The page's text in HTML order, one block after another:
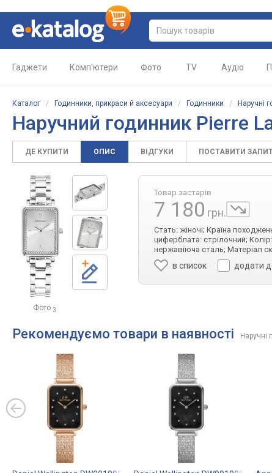
Гаджети Комп'ютери Фото TV Аудіо
Каталог / Годинники, прикраси й аксесуари / Годинники / Наручні
Наручний годинник Pierre
ДЕ КУПИТИ ОПИС ВІДГУКИ ПОСТАВИТИ
Фото 3
Товар застарів
7 180 грн.
Стать: жіночі; Країна
циферблата: стрілочний;
нержавіюча сталь; Матеріал
в список додати
Рекомендуємо товари в наявності Наручні